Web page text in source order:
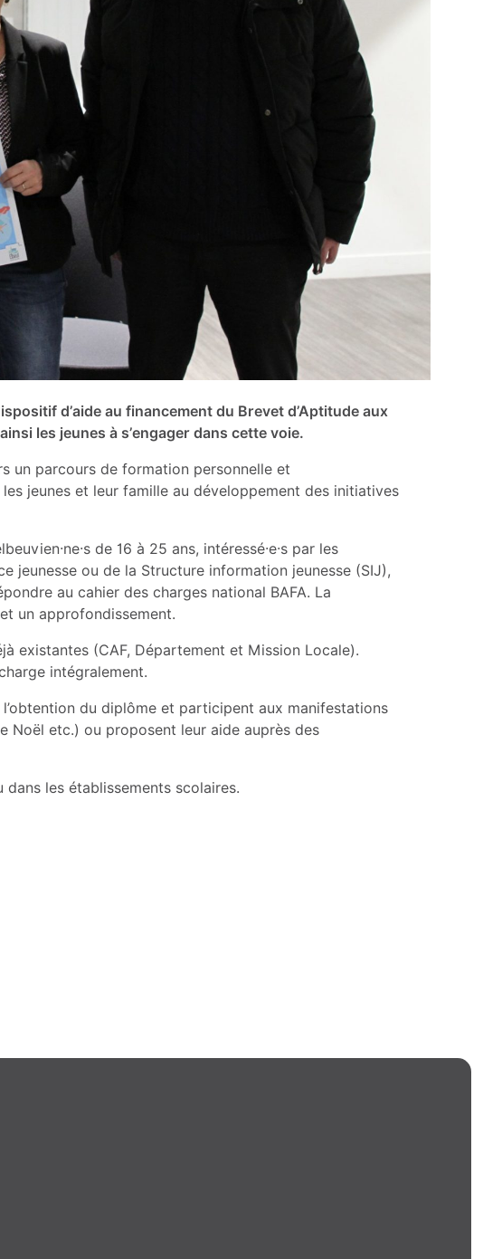
d’aide au financement du Brevet d’Aptitude aux
les jeunes à s’engager dans cette voie.
un parcours de formation personnelle et
jeunes et leur famille au développement des initiatives
de 16 à 25 ans, intéressé·e·s par les
jeunesse ou de la Structure information jeunesse (SIJ),
au cahier des charges national BAFA. La
un approfondissement.
existantes (CAF, Département et Mission Locale).
intégralement.
du diplôme et participent aux manifestations
Noël etc.) ou proposent leur aide auprès des
les établissements scolaires.